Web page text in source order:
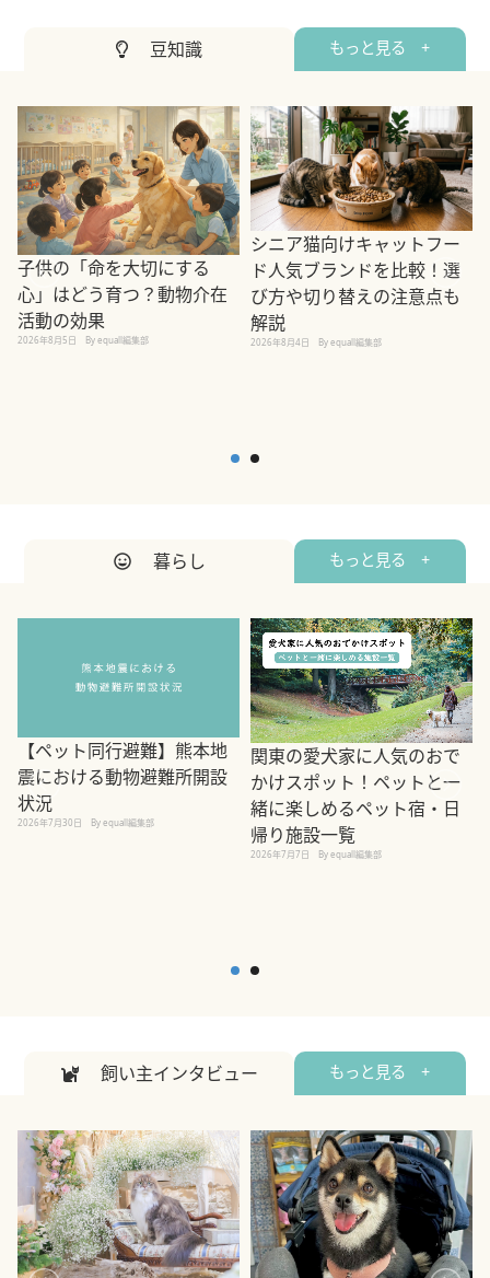
豆知識 もっと見る +
子供の「命を大切にする
心」はどう育つ？動物介在
活動の効果
2026年8月5日 By equall編集部
シニア猫向けキャットフー
ド人気ブランドを比較！選
び方や切り替えの注意点も
解説
2026年8月4日 By equall編集部
暮らし もっと見る +
【ペット同行避難】熊本地
震における動物避難所開設
状況
2026年7月30日 By equall編集部
関東の愛犬家に人気のおで
かけスポット！ペットと一
緒に楽しめるペット宿・日
帰り施設一覧
2026年7月7日 By equall編集部
飼い主インタビュー もっと見る +